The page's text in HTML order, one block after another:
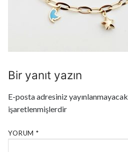
Bir yanıt yazın
E-posta adresiniz yayınlanmayacak.
işaretlenmişlerdir
YORUM *